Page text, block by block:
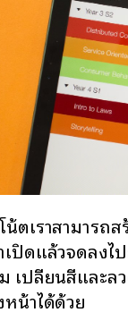
น้ตเราสามาร
เปิดแล้วจดลง
เปลี่ยนสีและล
หน้าได้ด้วย